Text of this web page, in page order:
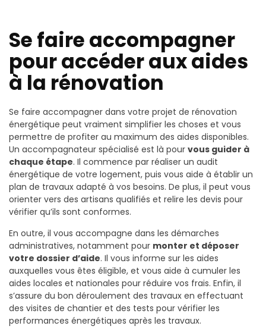
Se faire accompagner
pour accéder aux aides
à la rénovation
Se faire accompagner dans votre projet de rénovation
énergétique peut vraiment simplifier les choses et vous
permettre de profiter au maximum des aides disponibles.
Un accompagnateur spécialisé est là pour vous guider à
chaque étape. Il commence par réaliser un audit
énergétique de votre logement, puis vous aide à établir un
plan de travaux adapté à vos besoins. De plus, il peut vous
orienter vers des artisans qualifiés et relire les devis pour
vérifier qu’ils sont conformes.
En outre, il vous accompagne dans les démarches
administratives, notamment pour monter et déposer
votre dossier d’aide. Il vous informe sur les aides
auxquelles vous êtes éligible, et vous aide à cumuler les
aides locales et nationales pour réduire vos frais. Enfin, il
s’assure du bon déroulement des travaux en effectuant
des visites de chantier et des tests pour vérifier les
performances énergétiques après les travaux.